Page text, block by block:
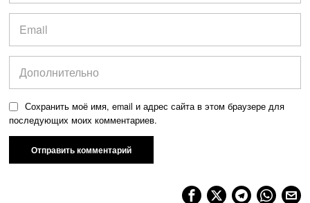
Сохранить моё имя, email и адрес сайта в этом браузере для
последующих моих комментариев.